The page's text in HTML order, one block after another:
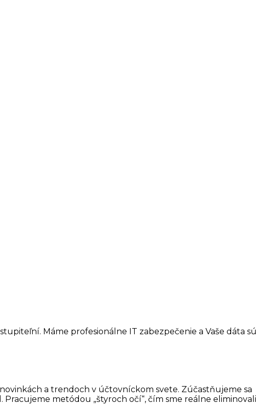
Máme profesionálne IT zabezpečenie a Vaše dáta sú
a trendoch v účtovníckom svete. Zúčastňujeme sa
metódou „štyroch očí“, čím sme reálne eliminovali